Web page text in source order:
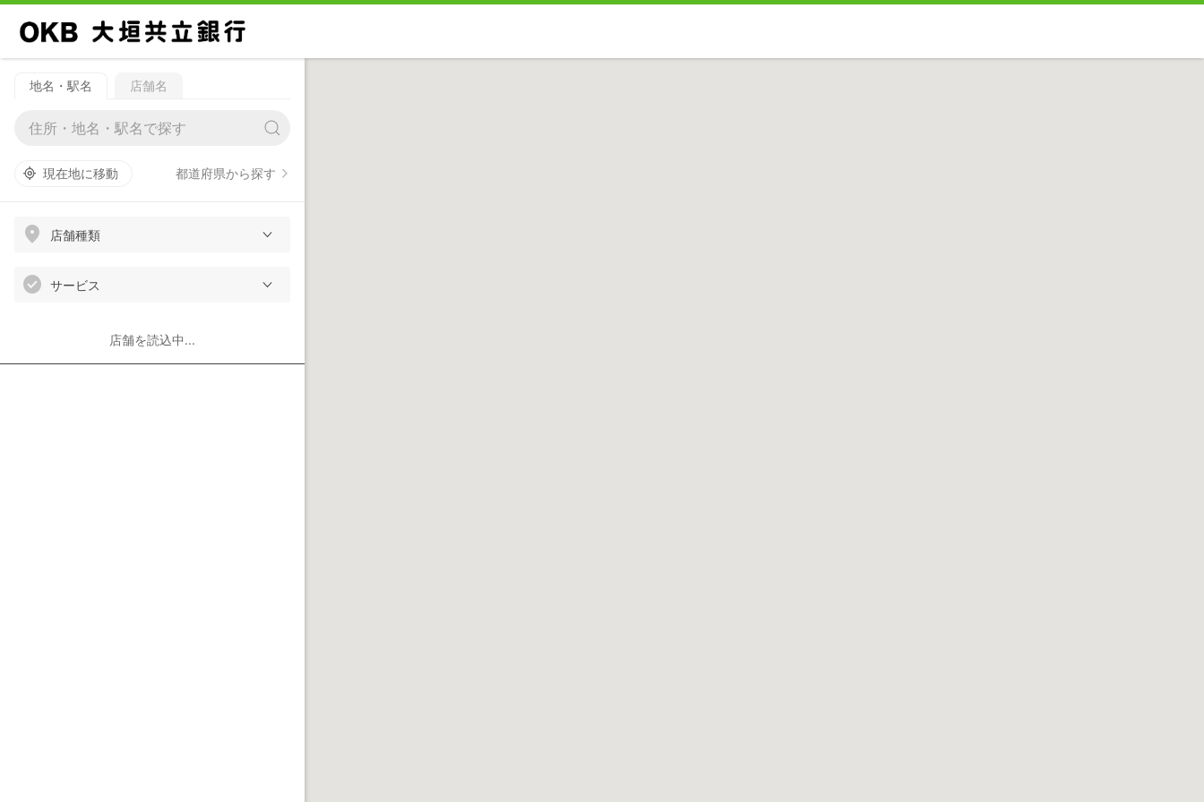
地名・駅名 店舗名
現在地に移動 都道府県から探す
店舗種類
サービス
店舗を読込中...